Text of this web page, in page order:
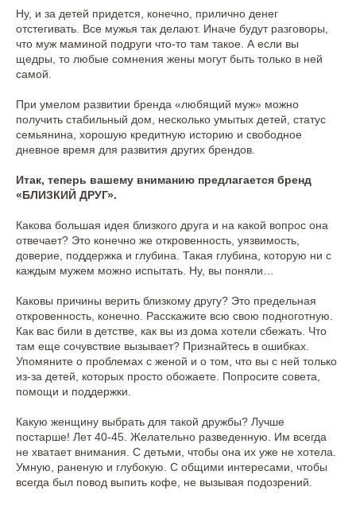
Ну, и за детей придется, конечно, прилично денег
отстегивать. Все мужья так делают. Иначе будут разговоры,
что муж маминой подруги что-то там такое. А если вы
щедры, то любые сомнения жены могут быть только в ней
самой.
При умелом развитии бренда «любящий муж» можно
получить стабильный дом, несколько умытых детей, статус
семьянина, хорошую кредитную историю и свободное
дневное время для развития других брендов.
Итак, теперь вашему вниманию предлагается бренд
«БЛИЗКИЙ ДРУГ».
Какова большая идея близкого друга и на какой вопрос она
отвечает? Это конечно же откровенность, уязвимость,
доверие, поддержка и глубина. Такая глубина, которую ни с
каждым мужем можно испытать. Ну, вы поняли…
Каковы причины верить близкому другу? Это предельная
откровенность, конечно. Расскажите всю свою подноготную.
Как вас били в детстве, как вы из дома хотели сбежать. Что
там еще сочувствие вызывает? Признайтесь в ошибках.
Упомяните о проблемах с женой и о том, что вы с ней только
из-за детей, которых просто обожаете. Попросите совета,
помощи и поддержки.
Какую женщину выбрать для такой дружбы? Лучше
постарше! Лет 40-45. Желательно разведенную. Им всегда
не хватает внимания. С детьми, чтобы она их уже не хотела.
Умную, раненую и глубокую. С общими интересами, чтобы
всегда был повод выпить кофе, не вызывая подозрений.